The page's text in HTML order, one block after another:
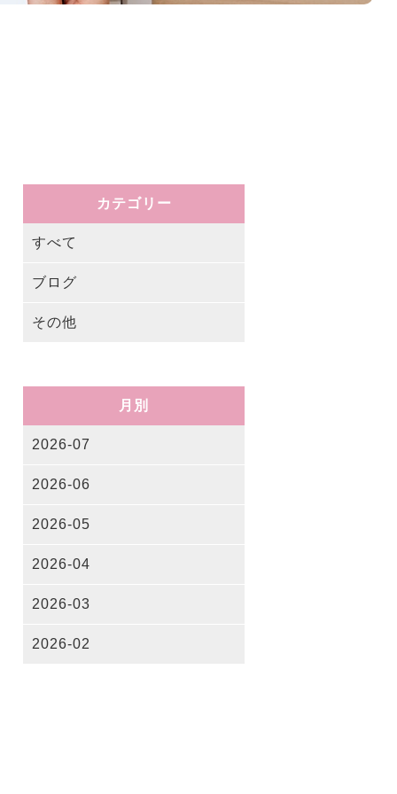
カテゴリー
すべて
ブログ
その他
月別
2026-07
2026-06
2026-05
2026-04
2026-03
2026-02